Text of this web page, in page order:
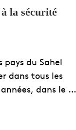
la sécurité
pays du Sahel
dans tous les
dans le …